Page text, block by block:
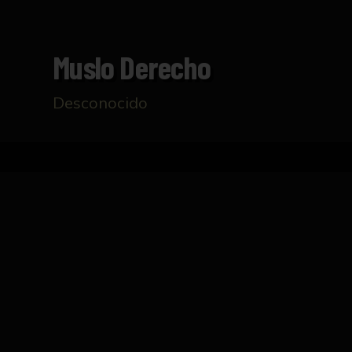
Muslo Derecho
Desconocido